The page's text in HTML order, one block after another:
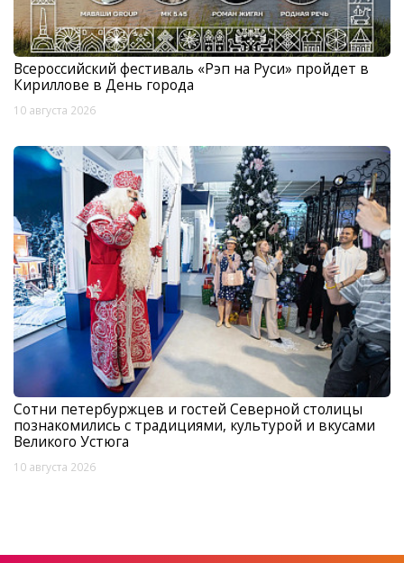
Всероссийский фестиваль «Рэп на Руси» пройдет в
Кириллове в День города
10 августа 2026
Сотни петербуржцев и гостей Северной столицы
познакомились с традициями, культурой и вкусами
Великого Устюга
10 августа 2026